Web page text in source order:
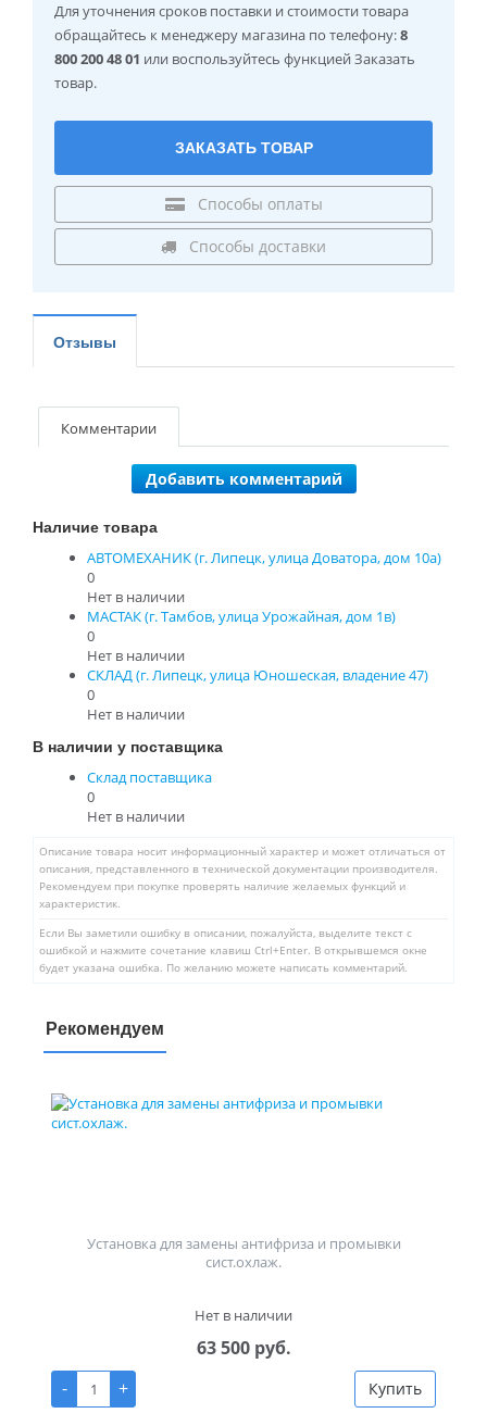
Для уточнения сроков поставки и стоимости товара
обращайтесь к менеджеру магазина по телефону:8
800 200 48 01 или воспользуйтесь функцией Заказать
товар.
ЗАКАЗАТЬ ТОВАР
Способы оплаты
Способы доставки
Отзывы
Комментарии
Добавить комментарий
Наличие товара
АВТОМЕХАНИК (г. Липецк, улица Доватора, дом 10а)
0
Нет в наличии
МАСТАК (г. Тамбов, улица Урожайная, дом 1в)
0
Нет в наличии
СКЛАД (г. Липецк, улица Юношеская, владение 47)
0
Нет в наличии
В наличии у поставщика
Склад поставщика
0
Нет в наличии
Описание товара носит информационный характер и может отличаться от
описания, представленного в технической документации производителя.
Рекомендуем при покупке проверять наличие желаемых функций и
характеристик.
Если Вы заметили ошибку в описании, пожалуйста, выделите текст с
ошибкой и нажмите сочетание клавиш Ctrl+Enter. В открывшемся окне
будет указана ошибка. По желанию можете написать комментарий.
Рекомендуем
Установка для замены антифриза и промывки
сист.охлаж.
Нет в наличии
63 500 руб.
-
+ Купить